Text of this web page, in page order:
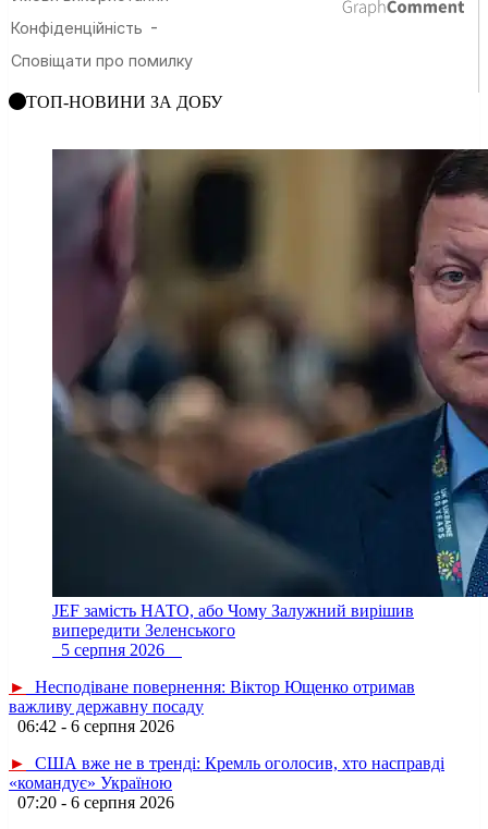
ТОП-НОВИНИ ЗА ДОБУ
JEF замість НАТО, або Чому Залужний вирішив
випередити Зеленського
5 серпня 2026
►
Несподіване повернення: Віктор Ющенко отримав
важливу державну посаду
06:42 - 6 серпня 2026
►
США вже не в тренді: Кремль оголосив, хто насправді
«командує» Україною
07:20 - 6 серпня 2026